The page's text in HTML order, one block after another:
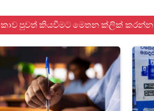
පුවත් කියවීමට මෙතන ක්ලික් කරන්න